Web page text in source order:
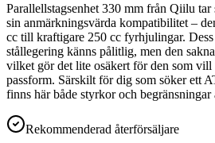
Parallellstagsenhet 330 mm från Qiilu
sin anmärkningsvärda kompatibilitet –
cc till kraftigare 250 cc fyrhjulingar.
stållegering känns pålitlig, men den
vilket gör det lite osäkert för den som vill
passform. Särskilt för dig som söker ett
finns här både styrkor och begränsningar
Rekommenderad återförsäljare